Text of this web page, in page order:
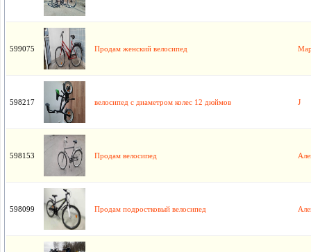
599075 Продам женский велосипед
598217 велосипед с диаметром колес 12 дюймов J
598153 Продам велосипед
598099 Продам подростковый велосипед